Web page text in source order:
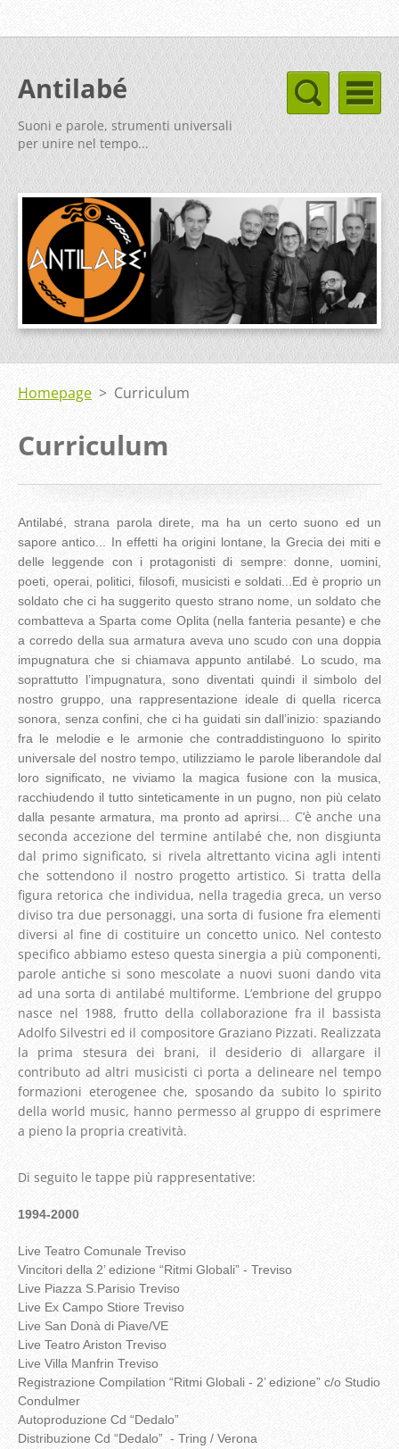
Antilabé
Suoni e parole, strumenti universali
per unire nel tempo...
Homepage > Curriculum
Curriculum
Antilabé, strana parola direte, ma ha un certo suono ed un
sapore antico... In effetti ha origini lontane, la Grecia dei miti e
delle leggende con i protagonisti di sempre: donne, uomini,
poeti, operai, politici, filosofi, musicisti e soldati...Ed è proprio un
soldato che ci ha suggerito questo strano nome, un soldato che
combatteva a Sparta come Oplita (nella fanteria pesante) e che
a corredo della sua armatura aveva uno scudo con una doppia
impugnatura che si chiamava appunto antilabé. Lo scudo, ma
soprattutto l’impugnatura, sono diventati quindi il simbolo del
nostro gruppo, una rappresentazione ideale di quella ricerca
sonora, senza confini, che ci ha guidati sin dall’inizio: spaziando
fra le melodie e le armonie che contraddistinguono lo spirito
universale del nostro tempo, utilizziamo le parole liberandole dal
loro significato, ne viviamo la magica fusione con la musica,
racchiudendo il tutto sinteticamente in un pugno, non più celato
dalla pesante armatura, ma pronto ad aprirsi... C’è anche una
seconda accezione del termine antilabé che, non disgiunta
dal primo significato, si rivela altrettanto vicina agli intenti
che sottendono il nostro progetto artistico. Si tratta della
figura retorica che individua, nella tragedia greca, un verso
diviso tra due personaggi, una sorta di fusione fra elementi
diversi al fine di costituire un concetto unico. Nel contesto
specifico abbiamo esteso questa sinergia a più componenti,
parole antiche si sono mescolate a nuovi suoni dando vita
ad una sorta di antilabé multiforme. L’embrione del gruppo
nasce nel 1988, frutto della collaborazione fra il bassista
Adolfo Silvestri ed il compositore Graziano Pizzati. Realizzata
la prima stesura dei brani, il desiderio di allargare il
contributo ad altri musicisti ci porta a delineare nel tempo
formazioni eterogenee che, sposando da subito lo spirito
della world music, hanno permesso al gruppo di esprimere
a pieno la propria creatività.
Di seguito le tappe più rappresentative:
1994-2000
Live Teatro Comunale Treviso
Vincitori della 2’ edizione “Ritmi Globali” - Treviso
Live Piazza S.Parisio Treviso
Live Ex Campo Stiore Treviso
Live San Donà di Piave/VE
Live Teatro Ariston Treviso
Live Villa Manfrin Treviso
Registrazione Compilation “Ritmi Globali - 2’ edizione” c/o Studio
Condulmer
Autoproduzione Cd “Dedalo”
Distribuzione Cd “Dedalo” - Tring / Verona